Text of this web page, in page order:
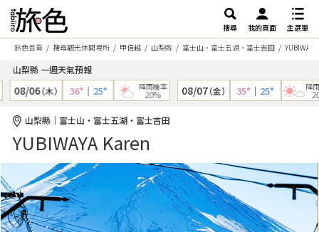
搜尋 我的頁面
主選單
旅色首頁
搜尋觀光休閒場所 甲信越 山梨縣 富士山・富士五湖・富士吉田
山梨縣 一週天氣預報
08/06（木） 36°｜ 25° 降雨機率
20% 08/07（金） 35°｜ 25° 降雨
山梨縣｜富士山・富士五湖・富士吉田
YUBIWAYA Karen